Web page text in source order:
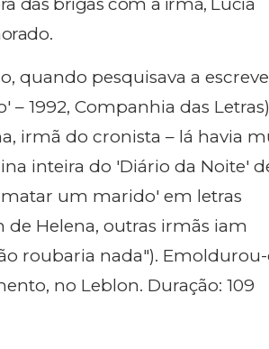
quando pesquisava a
1992, Companhia das
irmã do cronista – lá havia
inteira do 'Diário da Noite'
matar um marido' em letras
de Helena, outras irmãs iam
roubaria nada"). Emoldurou-
no Leblon. Duração: 109